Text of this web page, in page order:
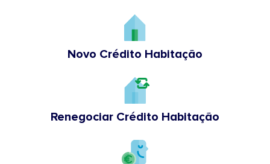
Novo Crédito Habitação
Renegociar Crédito Habitação